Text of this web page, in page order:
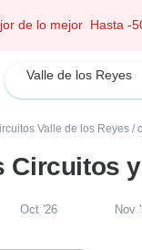
de lo mejor Hasta -
Valle de los Reyes
Valle de los Reyes /
Circuitos
Oct '26 Nov